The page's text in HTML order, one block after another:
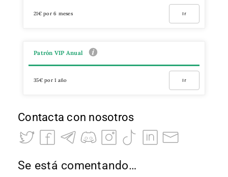
21€ por 6 meses Ir
Patrón VIP Anual
35€ por 1 año Ir
Contacta con nosotros
Se está comentando…